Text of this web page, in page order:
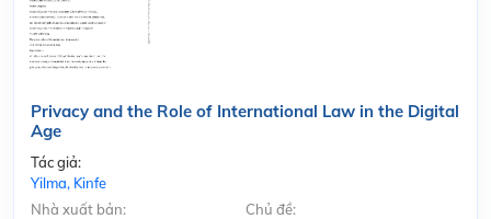
Privacy and the Role of International Law in the Digital
Age
Tác giả:
Yilma, Kinfe
Nhà xuất bản:
Chủ đề: